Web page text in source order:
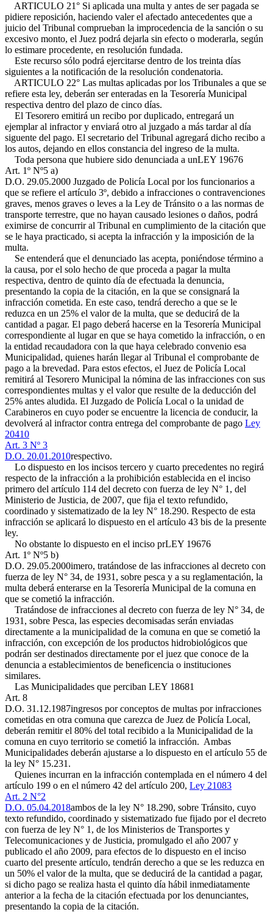
ARTICULO 21° Si aplicada una multa y antes de ser pagada se
pidiere reposición, haciendo valer el afectado antecedentes que a
juicio del Tribunal comprueban la improcedencia de la sanción o su
excesivo monto, el Juez podrá dejarla sin efecto o moderarla, según
lo estimare procedente, en resolución fundada.
Este recurso sólo podrá ejercitarse dentro de los treinta días
siguientes a la notificación de la resolución condenatoria.
ARTICULO 22° Las multas aplicadas por los Tribunales a que se
refiere esta ley, deberán ser enteradas en la Tesorería Municipal
respectiva dentro del plazo de cinco días.
El Tesorero emitirá un recibo por duplicado, entregará un
ejemplar al infractor y enviará otro al juzgado a más tardar al día
siguente del pago. El secretario del Tribunal agregará dicho recibo a
los autos, dejando en ellos constancia del ingreso de la multa.
Toda persona que hubiere sido denunciada a unLEY 19676
Art. 1º Nº5 a)
D.O. 29.05.2000 Juzgado de Policía Local por los funcionarios a
que se refiere el artículo 3º, debido a infracciones o contravenciones
graves, menos graves o leves a la Ley de Tránsito o a las normas de
transporte terrestre, que no hayan causado lesiones o daños, podrá
eximirse de concurrir al Tribunal en cumplimiento de la citación que
se le haya practicado, si acepta la infracción y la imposición de la
multa.
Se entenderá que el denunciado las acepta, poniéndose término a
la causa, por el solo hecho de que proceda a pagar la multa
respectiva, dentro de quinto día de efectuada la denuncia,
presentando la copia de la citación, en la que se consignará la
infracción cometida. En este caso, tendrá derecho a que se le
reduzca en un 25% el valor de la multa, que se deducirá de la
cantidad a pagar. El pago deberá hacerse en la Tesorería Municipal
correspondiente al lugar en que se haya cometido la infracción, o en
la entidad recaudadora con la que haya celebrado convenio esa
Municipalidad, quienes harán llegar al Tribunal el comprobante de
pago a la brevedad. Para estos efectos, el Juez de Policía Local
remitirá al Tesorero Municipal la nómina de las infracciones con sus
correspondientes multas y el valor que resulte de la deducción del
25% antes aludida. El Juzgado de Policía Local o la unidad de
Carabineros en cuyo poder se encuentre la licencia de conducir, la
devolverá al infractor contra entrega del comprobante de pago Ley
20410
Art. 3 Nº 3
D.O. 20.01.2010respectivo.
Lo dispuesto en los incisos tercero y cuarto precedentes no regirá
respecto de la infracción a la prohibición establecida en el inciso
primero del artículo 114 del decreto con fuerza de ley N° 1, del
Ministerio de Justicia, de 2007, que fija el texto refundido,
coordinado y sistematizado de la ley N° 18.290. Respecto de esta
infracción se aplicará lo dispuesto en el artículo 43 bis de la presente
ley.
No obstante lo dispuesto en el inciso prLEY 19676
Art. 1º Nº5 b)
D.O. 29.05.2000imero, tratándose de las infracciones al decreto con
fuerza de ley N° 34, de 1931, sobre pesca y a su reglamentación, la
multa deberá enterarse en la Tesorería Municipal de la comuna en
que se cometió la infracción.
Tratándose de infracciones al decreto con fuerza de ley N° 34, de
1931, sobre Pesca, las especies decomisadas serán enviadas
directamente a la municipalidad de la comuna en que se cometió la
infracción, con excepción de los productos hidrobiológicos que
podrán ser destinados directamente por el juez que conoce de la
denuncia a establecimientos de beneficencia o instituciones
similares.
Las Municipalidades que perciban LEY 18681
Art. 8
D.O. 31.12.1987ingresos por conceptos de multas por infracciones
cometidas en otra comuna que carezca de Juez de Policía Local,
deberán remitir el 80% del total recibido a la Municipalidad de la
comuna en cuyo territorio se cometió la infracción. Ambas
Municipalidades deberán ajustarse a lo dispuesto en el artículo 55 de
la ley N° 15.231.
Quienes incurran en la infracción contemplada en el número 4 del
artículo 199 o en el número 42 del artículo 200, Ley 21083
Art. 2 N°2
D.O. 05.04.2018ambos de la ley N° 18.290, sobre Tránsito, cuyo
texto refundido, coordinado y sistematizado fue fijado por el decreto
con fuerza de ley N° 1, de los Ministerios de Transportes y
Telecomunicaciones y de Justicia, promulgado el año 2007 y
publicado el año 2009, para efectos de lo dispuesto en el inciso
cuarto del presente artículo, tendrán derecho a que se les reduzca en
un 50% el valor de la multa, que se deducirá de la cantidad a pagar,
si dicho pago se realiza hasta el quinto día hábil inmediatamente
anterior a la fecha de la citación efectuada por los denunciantes,
presentando la copia de la citación.